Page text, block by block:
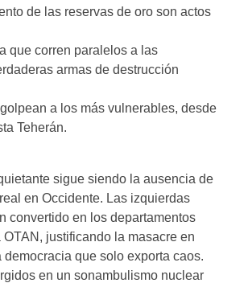
de las reservas de oro son actos
que corren paralelos a las
armas de destrucción
a los más vulnerables, desde
Teherán.
sigue siendo la ausencia de
en Occidente. Las izquierdas
convertido en los departamentos
OTAN, justificando la masacre en
democracia que solo exporta caos.
en un sonambulismo nuclear